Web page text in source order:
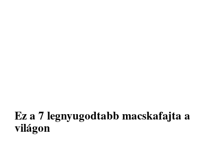
Ez a 7 legnyugodtabb macskafajta a
világon